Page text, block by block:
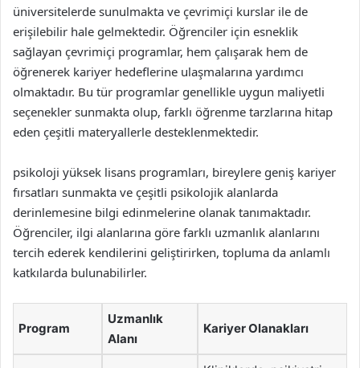
üniversitelerde sunulmakta ve çevrimiçi kurslar ile de
erişilebilir hale gelmektedir. Öğrenciler için esneklik
sağlayan çevrimiçi programlar, hem çalışarak hem de
öğrenerek kariyer hedeflerine ulaşmalarına yardımcı
olmaktadır. Bu tür programlar genellikle uygun maliyetli
seçenekler sunmakta olup, farklı öğrenme tarzlarına hitap
eden çeşitli materyallerle desteklenmektedir.
psikoloji yüksek lisans programları, bireylere geniş kariyer
fırsatları sunmakta ve çeşitli psikolojik alanlarda
derinlemesine bilgi edinmelerine olanak tanımaktadır.
Öğrenciler, ilgi alanlarına göre farklı uzmanlık alanlarını
tercih ederek kendilerini geliştirirken, topluma da anlamlı
katkılarda bulunabilirler.
Program
Uzmanlık
Alanı
Kariyer Olanakları